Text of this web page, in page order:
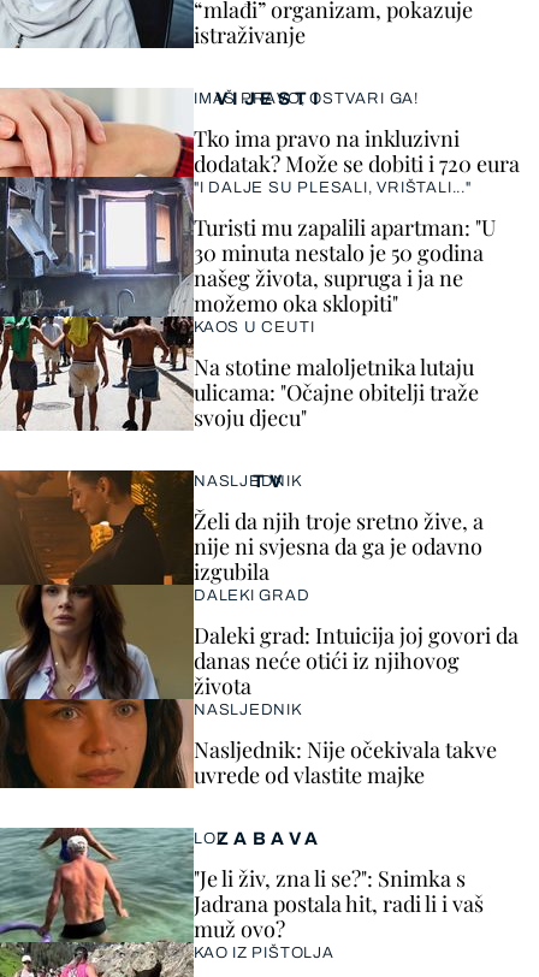
VIJESTI
IMAŠ PRAVO, OSTVARI GA!
Tko ima pravo na inkluzivni
dodatak? Može se dobiti i 720 eura
"I DALJE SU PLESALI, VRIŠTALI..."
Turisti mu zapalili apartman: "U
30 minuta nestalo je 50 godina
našeg života, supruga i ja ne
možemo oka sklopiti"
KAOS U CEUTI
Na stotine maloljetnika lutaju
ulicama: "Očajne obitelji traže
svoju djecu"
“mlađi” organizam, pokazuje
istraživanje
ZABAVA
LOL
"Je li živ, zna li se?": Snimka s
Jadrana postala hit, radi li i vaš
muž ovo?
KAO IZ PIŠTOLJA
TV
NASLJEDNIK
Želi da njih troje sretno žive, a
nije ni svjesna da ga je odavno
izgubila
DALEKI GRAD
Daleki grad: Intuicija joj govori da
danas neće otići iz njihovog
života
NASLJEDNIK
Nasljednik: Nije očekivala takve
uvrede od vlastite majke